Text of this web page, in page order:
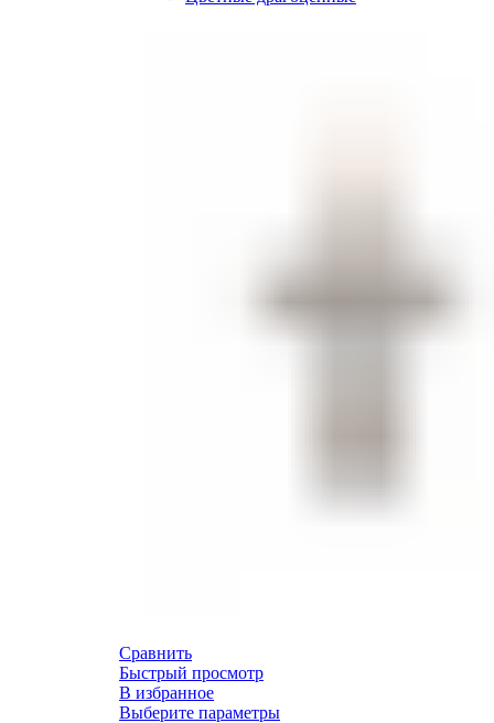
Сравнить
Быстрый просмотр
В избранное
Выберите параметры